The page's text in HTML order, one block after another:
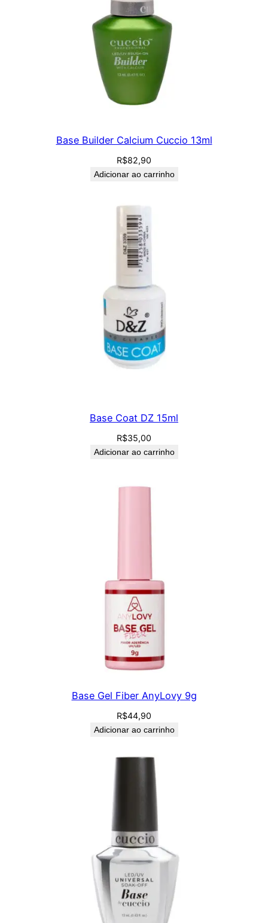
Base Builder Calcium Cuccio 13ml
R$82,90
Adicionar ao carrinho
Base Coat DZ 15ml
R$35,00
Adicionar ao carrinho
Base Gel Fiber AnyLovy 9g
R$44,90
Adicionar ao carrinho